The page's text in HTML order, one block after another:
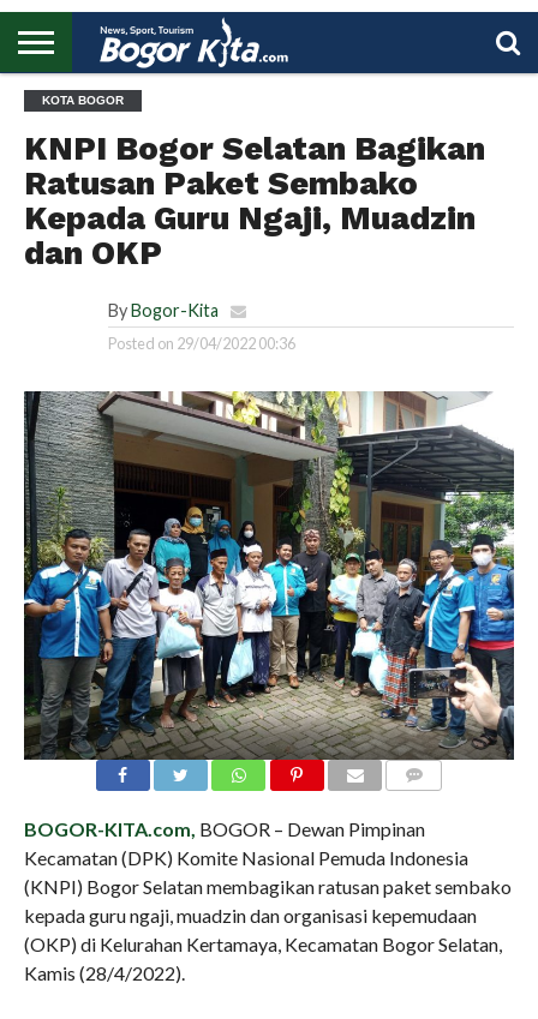
BOGOR
REGIONAL
NASIONAL
PENDIDIKAN
WISATA
OLAHRAGA
LAPORAN
PROFIL
KOTA BOGOR
KNPI Bogor Selatan Bagikan
Ratusan Paket Sembako
Kepada Guru Ngaji, Muadzin
dan OKP
By Bogor-Kita
Posted on 29/04/2022 00:36
BOGOR-KITA.com, BOGOR – Dewan Pimpinan
Kecamatan (DPK) Komite Nasional Pemuda Indonesia
(KNPI) Bogor Selatan membagikan ratusan paket sembako
kepada guru ngaji, muadzin dan organisasi kepemudaan
(OKP) di Kelurahan Kertamaya, Kecamatan Bogor Selatan,
Kamis (28/4/2022).